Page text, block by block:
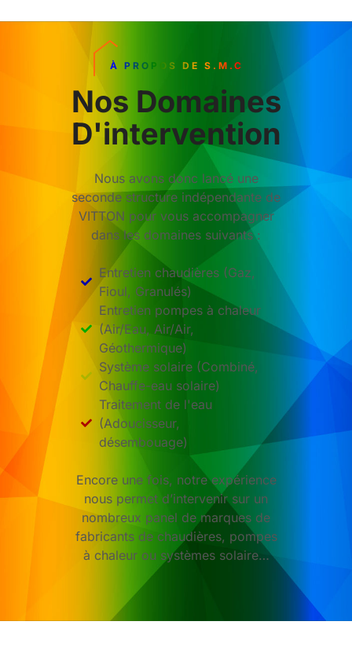
À PROPOS DE S.M.C
Nos Domaines
D'intervention
Nous avons donc lancé une
seconde structure indépendante de
VITTON pour vous accompagner
dans les domaines suivants :
Entretien chaudières (Gaz,
Fioul, Granulés)
Entretien pompes à chaleur
(Air/Eau, Air/Air,
Géothermique)
Système solaire (Combiné,
Chauffe-eau solaire)
Traitement de l'eau
(Adoucisseur,
désembouage)
Encore une fois, notre expérience
nous permet d’intervenir sur un
nombreux panel de marques de
fabricants de chaudières, pompes
à chaleur ou systèmes solaire…